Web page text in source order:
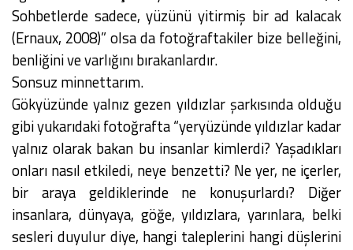
Sohbetlerde sadece, yüzünü yitirmiş bir ad kalacak
(Ernaux, 2008)” olsa da fotoğraftakiler bize belleğini,
benliğini ve varlığını bırakanlardır.
Sonsuz minnettarım.
Gökyüzünde yalnız gezen yıldızlar şarkısında olduğu
gibi yukarıdaki fotoğrafta “yeryüzünde yıldızlar kadar
yalnız olarak bakan bu insanlar kimlerdi? Yaşadıkları
onları nasıl etkiledi, neye benzetti? Ne yer, ne içerler,
bir araya geldiklerinde ne konuşurlardı? Diğer
insanlara, dünyaya, göğe, yıldızlara, yarınlara, belki
sesleri duyulur diye, hangi taleplerini hangi düşlerini